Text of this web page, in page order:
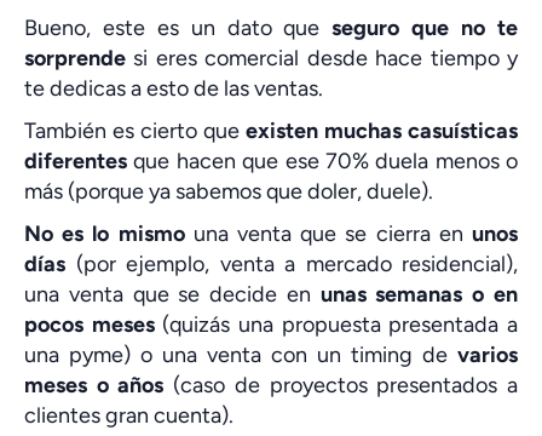
Bueno, este es un dato queseguro que no te
sorprende si eres comercial desde hace tiempo y
te dedicas a esto de las ventas.
También es cierto que existen muchas casuísticas
diferentes que hacen que ese 70% duela menos o
más (porque ya sabemos que doler, duele).
No es lo mismouna venta que se cierra enunos
días (por ejemplo, venta a mercado residencial),
una venta que se decide en unas semanas o en
pocos meses(quizás una propuesta presentada a
una pyme) o una venta con un timing de varios
meses o años (caso de proyectos presentados a
clientes gran cuenta).